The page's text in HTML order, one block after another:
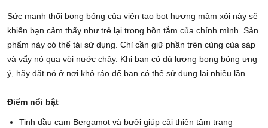
Sức mạnh thổi bong bóng của viên tạo bọt hương mâm xôi này sẽ
khiến bạn cảm thấy như trẻ lại trong bồn tắm của chính mình. Sản
phẩm này có thể tái sử dụng. Chỉ cần giữ phần trên cùng của sáp
và vẩy nó qua vòi nước chảy. Khi bạn có đủ lượng bong bóng ưng
ý, hãy đặt nó ở nơi khô ráo để bạn có thể sử dụng lại nhiều lần.
Điểm nổi bật
Tinh dầu cam Bergamot và bưởi giúp cải thiện tâm trạng